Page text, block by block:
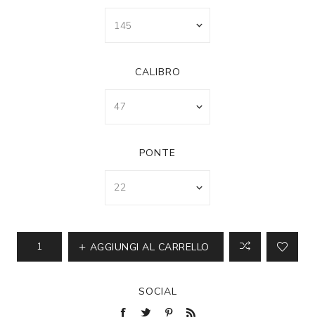
CALIBRO
PONTE
AGGIUNGI AL CARRELLO
SOCIAL